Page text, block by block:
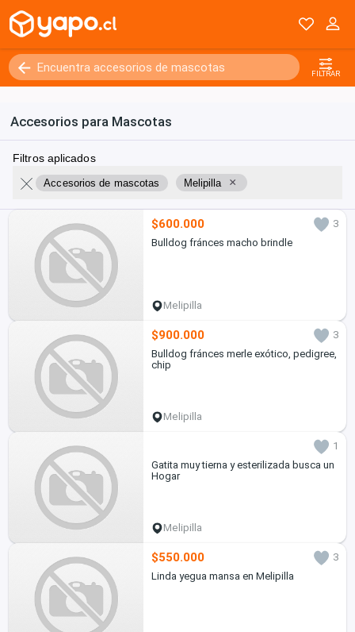
FILTRAR
Accesorios para Mascotas
Filtros aplicados
Accesorios de mascotas Melipilla ×
$600.000
3
Bulldog fránces macho brindle
Melipilla
$900.000
3
Bulldog fránces merle exótico, pedigree,
chip
Melipilla
1
Gatita muy tierna y esterilizada busca un
Hogar
Melipilla
$550.000
3
Linda yegua mansa en Melipilla